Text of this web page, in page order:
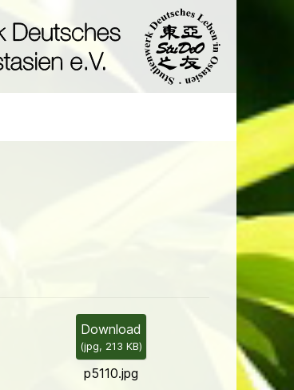
Download
(jpg, 213 KB)
p5110.jpg